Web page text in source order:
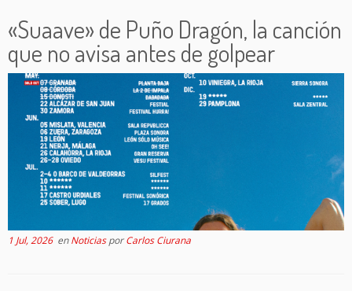
«Suaave» de Puño Dragón, la canción
que no avisa antes de golpear
1 Jul, 2026enNoticiasporCarlos Ciurana